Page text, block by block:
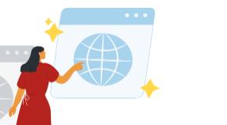
kamu rajin servis berkala,
efisiensi bahan bakar